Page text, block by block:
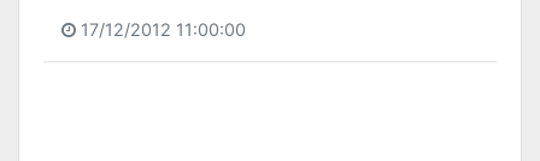
17/12/2012 11:00:00